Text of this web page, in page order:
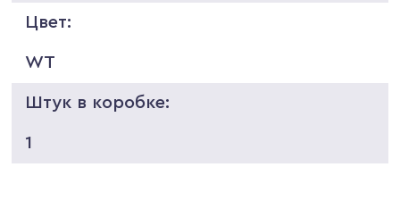
Цвет:
WT
Штук в коробке:
1